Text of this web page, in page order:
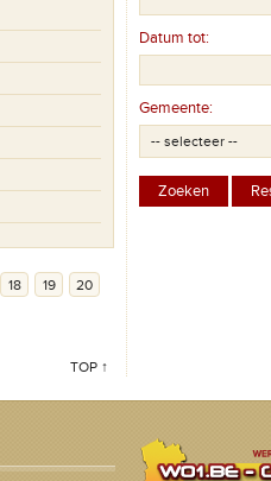
18 19
20
TOP ↑
Datum tot:
Gemeente: